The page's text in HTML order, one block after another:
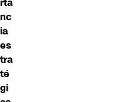
nc
ia
es
tra
té
gi